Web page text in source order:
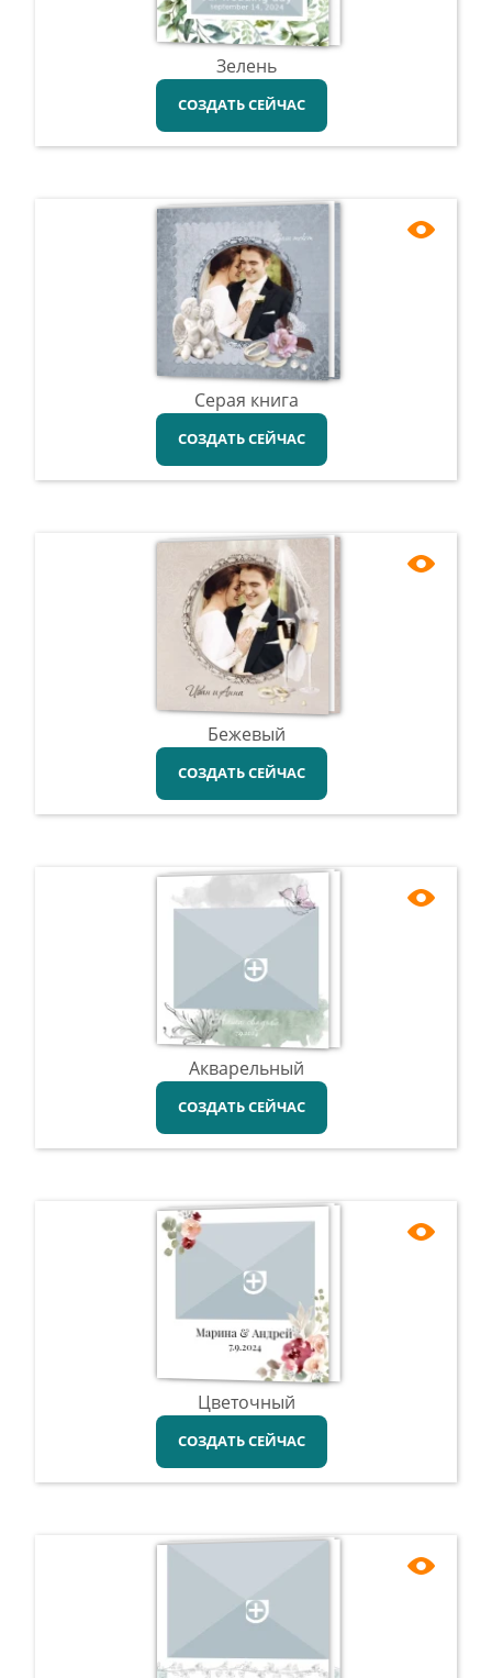
Зелень
СОЗДАТЬ СЕЙЧАС
Серая книга
СОЗДАТЬ СЕЙЧАС
Бежевый
СОЗДАТЬ СЕЙЧАС
Акварельный
СОЗДАТЬ СЕЙЧАС
Цветочный
СОЗДАТЬ СЕЙЧАС